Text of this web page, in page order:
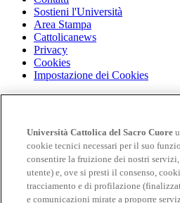
Sostieni l'Università
Area Stampa
Cattolicanews
Privacy
Cookies
Impostazione dei Cookies
Cloudmail
OFF-CAMPUS
Intranet
Biblioteca
Librerie
Educatt
Università Cattolica del Sacro Cuore
cookie tecnici necessari per il suo
consentire la fruizione dei nostri
utente) e, ove si presti il consenso,
tracciamento e di profilazione
e comunicazioni mirate a proporre